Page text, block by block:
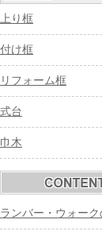
上り框
付け框
リフォーム框
式台
巾木
ランバー・ウォーク